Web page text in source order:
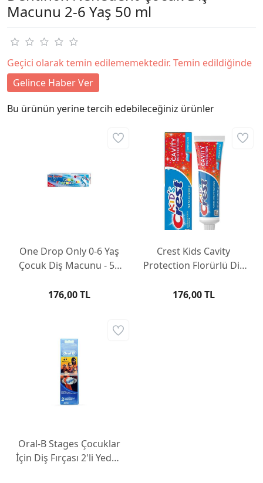
Macunu 2-6 Yaş 50 ml
Geçici olarak temin edilememektedir. Temin edildiğinde
Gelince Haber Ver
Bu ürünün yerine tercih edebileceğiniz ürünler
One Drop Only 0-6 Yaş
Çocuk Diş Macunu - 50
176,00 TL
Crest Kids Cavity
Protection Florürlü Diş
176,00 TL
Oral-B Stages Çocuklar
İçin Diş Fırçası 2'li Yedek